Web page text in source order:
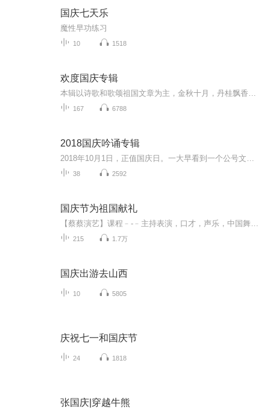
国庆七天乐
魔性早功练习
10 1518
欢度国庆专辑
167 6788
2018国庆吟诵专辑
38 2592
国庆节为祖国献礼
215 1.7万
国庆出游去山西
10 5805
庆祝七一和国庆节
24 1818
张国庆|穿越牛熊